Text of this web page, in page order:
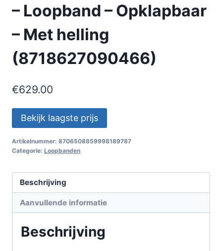
– Loopband – Opklapbaar
– Met helling
(8718627090466)
€629.00
Bekijk laagste prijs
Artikelnummer: 8706508859998189787
Categorie: Loopbanden
Beschrijving
Aanvullende informatie
Beschrijving